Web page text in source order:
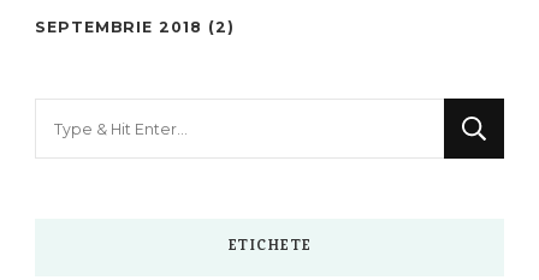
SEPTEMBRIE 2018 (2)
ETICHETE